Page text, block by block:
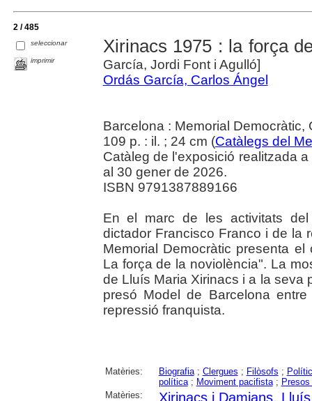
2 / 485
seleccionar
imprimir
Xirinacs 1975 : la força
García, Jordi Font i Agulló]
Ordás García, Carlos Ángel
Barcelona : Memorial
109 p. : il. ; 24 cm (Catàlegs del
Catàleg de l'exposició realitzada
al 30 gener de 2026.
ISBN 9791387889166
En el marc de les activitats
dictador Francisco Franco i de la
Memorial Democràtic presenta
La força de la noviolència". La
de Lluís Maria Xirinacs i a la seva
presó Model de Barcelona
repressió franquista.
Matèries: Biografia; Clergues ; Filòsofs ;
política; Moviment pacifista;
Matèries:
Xirinacs i Damians,